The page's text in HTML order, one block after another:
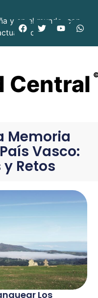
y en el mundo, con
Central
Memoria
Vasco:
Retos
Los